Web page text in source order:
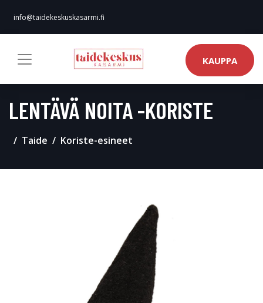
info@taidekeskuskasarmi.fi
KAUPPA
LENTÄVÄ NOITA -KORISTE
Taide Koriste-esineet